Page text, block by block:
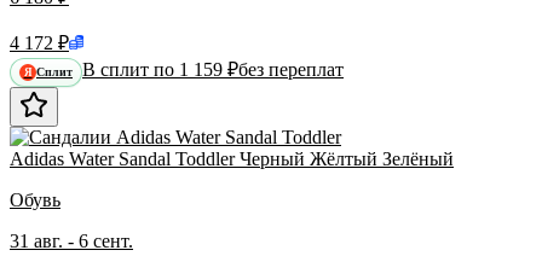
4 172 ₽
Я Сплит В сплит по 1 159 ₽без переплат
Adidas Water Sandal Toddler Черный Жёлтый Зелёный
Обувь
31 авг. - 6 сент.